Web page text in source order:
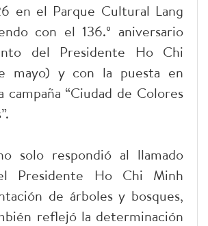
en el Parque Cultural Lang
con el 136.º aniversario
del Presidente Ho Chi
mayo) y con la puesta en
campaña “Ciudad de Colores
solo respondió al llamado
Presidente Ho Chi Minh
de árboles y bosques,
reflejó la determinación